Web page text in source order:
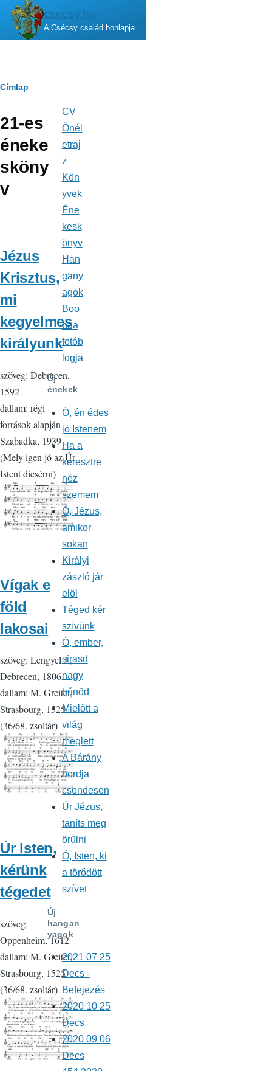
Ugrás a tartalomra
csecsy.hu
A Csécsy család honlapja
Morzsa
Címlap
21-es
éneke
sköny
v
Jézus
Krisztus,
mi
kegyelmes
királyunk
szöveg: Debrecen,
1592
dallam: régi
források alapján
Szabadka, 1939
(Mely igen jó az Úr
Istent dicsérni)
Vígak e
föld
lakosai
szöveg: Lengyel J.,
Debrecen, 1806
dallam: M. Greiter,
Strasbourg, 1525
(36/68. zsoltár)
Úr Isten,
kérünk
tégedet
szöveg:
Oppenheim, 1612
dallam: M. Greiter,
Strasbourg, 1525
(36/68. zsoltár)
navigáció
CV
Önél
etraj
z
Kön
yvek
Éne
kesk
önyv
Han
gany
agok
Boo
baa
fotób
logja
Új
énekek
Ó, én édes
jó Istenem
Ha a
keresztre
néz
szemem
Ó, Jézus,
amikor
sokan
Királyi
zászló jár
elöl
Téged kér
szívünk
Ó, ember,
sirasd
nagy
bűnöd
Mielőtt a
világ
meglett
A Bárány
hordja
csendesen
Úr Jézus,
taníts meg
örülni
Ó, Isten, ki
a törődött
szívet
Új
hangan
yagok
2021 07 25
Decs -
Befejezés
2020 10 25
Decs
2020 09 06
Decs